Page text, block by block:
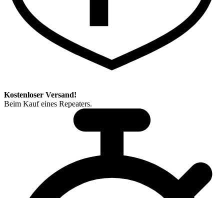
Kostenloser Versand!
Beim Kauf eines Repeaters.